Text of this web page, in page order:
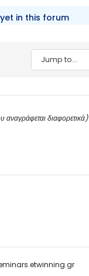
in this forum
Jump to...
αναγράφεται